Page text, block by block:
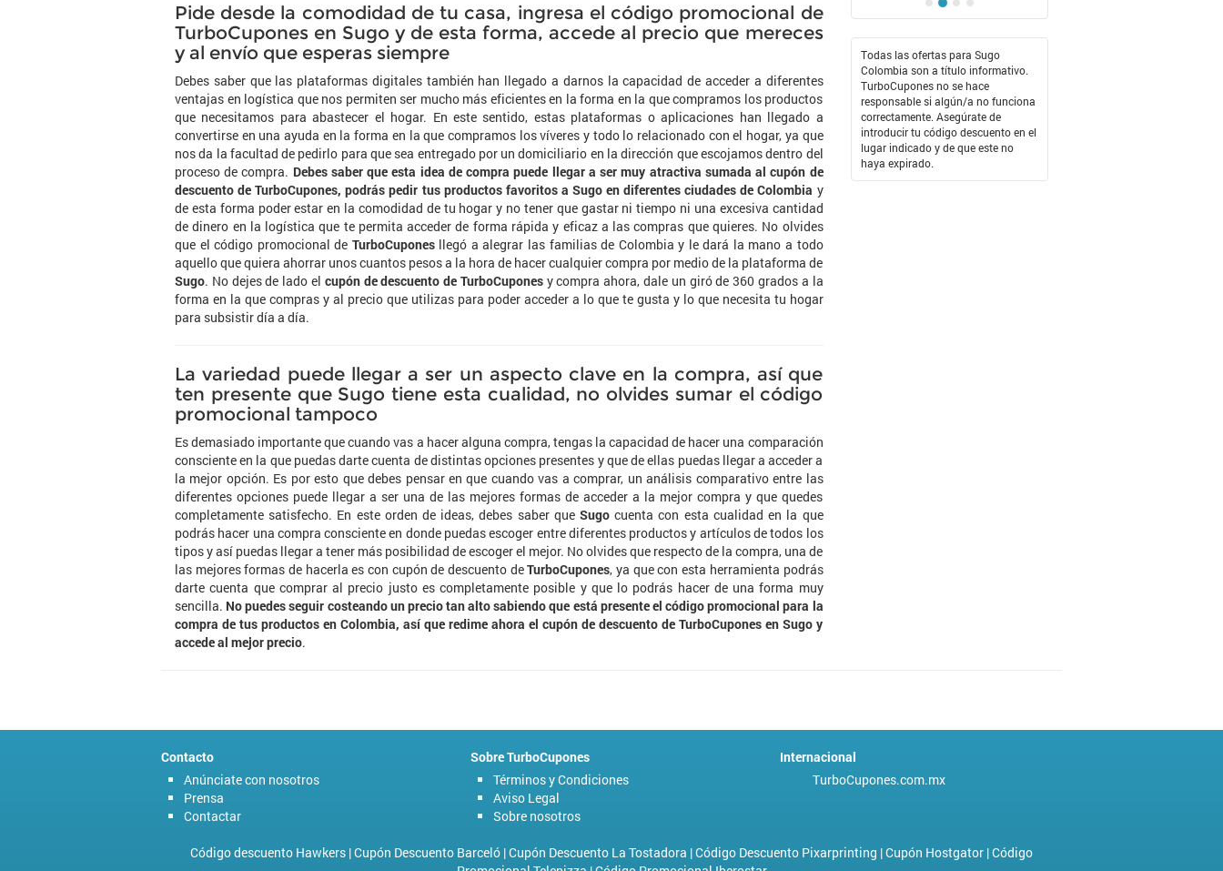
Pide desde la comodidad de tu casa, ingresa el código promocional de
TurboCupones en Sugo y de esta forma, accede al precio que mereces
y al envío que esperas siempre
Debes saber que las plataformas digitales también han llegado a darnos la capacidad de acceder a diferentes
ventajas en logística que nos permiten ser mucho más eficientes en la forma en la que compramos los productos
que necesitamos para abastecer el hogar. En este sentido, estas plataformas o aplicaciones han llegado a
convertirse en una ayuda en la forma en la que compramos los víveres y todo lo relacionado con el hogar, ya que
nos da la facultad de pedirlo para que sea entregado por un domiciliario en la dirección que escojamos dentro del
proceso de compra. Debes saber que esta idea de compra puede llegar a ser muy atractiva sumada al cupón de
descuento de TurboCupones, podrás pedir tus productos favoritos a Sugo en diferentes ciudades de Colombia y
de esta forma poder estar en la comodidad de tu hogar y no tener que gastar ni tiempo ni una excesiva cantidad
de dinero en la logística que te permita acceder de forma rápida y eficaz a las compras que quieres. No olvides
que el código promocional de TurboCuponesllegó a alegrar las familias de Colombia y le dará la mano a todo
aquello que quiera ahorrar unos cuantos pesos a la hora de hacer cualquier compra por medio de la plataforma de
Sugo. No dejes de lado el cupón de descuento de TurboCuponesy compra ahora, dale un giró de 360 grados a la
forma en la que compras y al precio que utilizas para poder acceder a lo que te gusta y lo que necesita tu hogar
para subsistir día a día.
La variedad puede llegar a ser un aspecto clave en la compra, así que
ten presente que Sugo tiene esta cualidad, no olvides sumar el código
promocional tampoco
Es demasiado importante que cuando vas a hacer alguna compra, tengas la capacidad de hacer una comparación
consciente en la que puedas darte cuenta de distintas opciones presentes y que de ellas puedas llegar a acceder a
la mejor opción. Es por esto que debes pensar en que cuando vas a comprar, un análisis comparativo entre las
diferentes opciones puede llegar a ser una de las mejores formas de acceder a la mejor compra y que quedes
completamente satisfecho. En este orden de ideas, debes saber queSugo cuenta con esta cualidad en la que
podrás hacer una compra consciente en donde puedas escoger entre diferentes productos y artículos de todos los
tipos y así puedas llegar a tener más posibilidad de escoger el mejor. No olvides que respecto de la compra, una de
las mejores formas de hacerla es con cupón de descuento deTurboCupones, ya que con esta herramienta podrás
darte cuenta que comprar al precio justo es completamente posible y que lo podrás hacer de una forma muy
sencilla. No puedes seguir costeando un precio tan alto sabiendo que está presente el código promocional para la
compra de tus productos en Colombia, así que redime ahora el cupón de descuento de TurboCupones en Sugo y
accede al mejor precio.
Todas las ofertas para Sugo
Colombia son a título informativo.
TurboCupones no se hace
responsable si algún/a no funciona
correctamente. Asegúrate de
introducir tu código descuento en el
lugar indicado y de que este no
haya expirado.
Contacto
Anúnciate con nosotros
Prensa
Contactar
Sobre TurboCupones
Términos y Condiciones
Aviso Legal
Sobre nosotros
Internacional
TurboCupones.com.mx
Código descuento Hawkers |Cupón Descuento Barceló |Cupón Descuento La Tostadora |Código Descuento Pixarprinting |Cupón Hostgator |Código